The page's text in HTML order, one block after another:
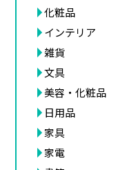
化粧品
インテリア
雑貨
文具
美容・化粧品
日用品
家具
家電